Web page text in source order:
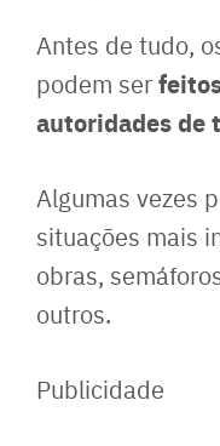
Antes de tudo,
podem ser
autoridades de
Algumas vezes
situações mais
obras,
outros.
Publicidade